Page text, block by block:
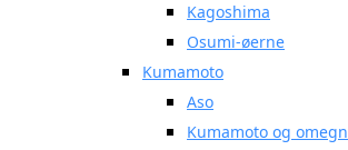
Kagoshima
Osumi-øerne
Kumamoto
Aso
Kumamoto og omegn